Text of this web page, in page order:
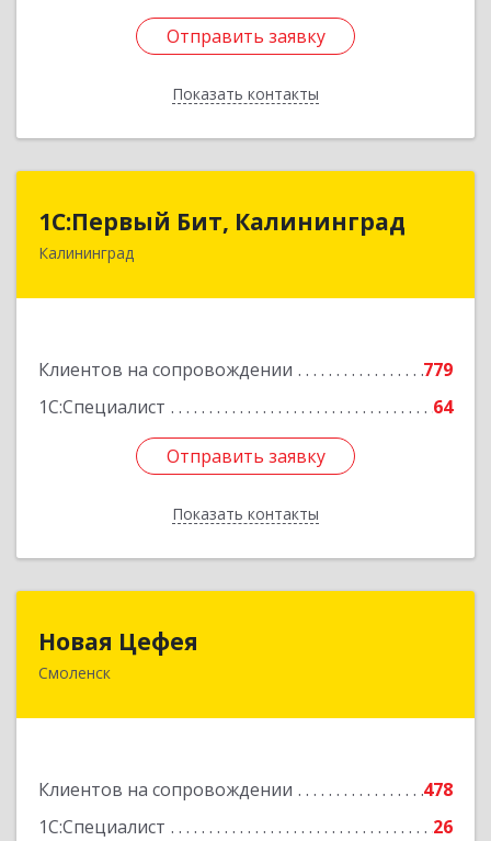
Отправить заявку
Показать контакты
Отправить заявку
Назад
1С:Первый Бит, Калининград
Калининград
Клиентов на сопровождении
779
1С:Специалист
64
Отправить заявку
Показать контакты
1С:Первый Бит, Калининград
236006, Калининградская обл, Калининград г,
Отправить заявку
Назад
Новая Цефея
Смоленск
Клиентов на сопровождении
478
1С:Специалист
26
214018, Смоленская обл, Смоленск г, Раевского